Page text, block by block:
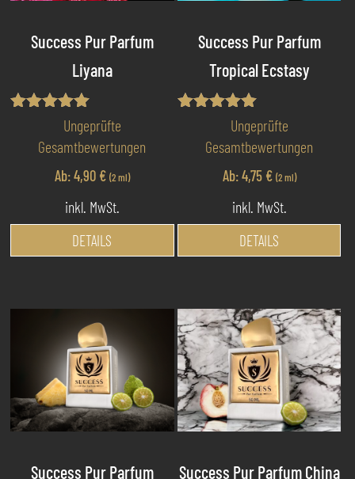
Success Pur Parfum
Liyana
Bewertet mit
von 5
Ungeprüfte
Gesamtbewertungen
Ab:4,90 € (2 ml)
inkl. MwSt.
DETAILS
Produkt
Varianten
auf.
Die
Optionen
können
auf
Produktseite
Success Pur Parfum
Tropical Ecstasy
Bewertet mit
von 5
Ungeprüfte
Gesamtbewertungen
Ab:4,75 € (2 ml)
inkl. MwSt.
DETAILS
Success Pur Parfum
Success Pur Parfum China